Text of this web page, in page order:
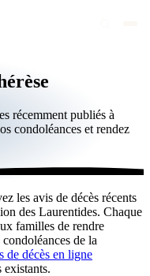
récemment publiés à
condoléances et rendez
les avis de décès récents
des Laurentides. Chaque
familles de rendre
de la
de décès en ligne
existants.